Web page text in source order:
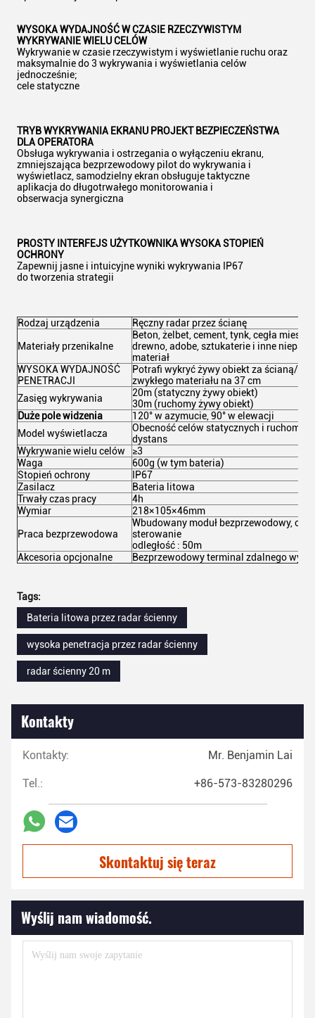
WYSOKA WYDAJNOŚĆ W CZASIE RZECZYWISTYM
WYKRYWANIE WIELU CELÓW
Wykrywanie w czasie rzeczywistym i wyświetlanie ruchu oraz
maksymalnie do 3 wykrywania i wyświetlania celów
jednocześnie;
cele statyczne
TRYB WYKRYWANIA EKRANU PROJEKT BEZPIECZEŃSTWA
DLA OPERATORA
Obsługa wykrywania i ostrzegania o wyłączeniu ekranu,
zmniejszająca bezprzewodowy pilot do wykrywania i
wyświetlacz, samodzielny ekran obsługuje taktyczne
aplikacja do długotrwałego monitorowania i
obserwacja synergiczna
PROSTY INTERFEJS UŻYTKOWNIKA WYSOKA STOPIEŃ
OCHRONY
Zapewnij jasne i intuicyjne wyniki wykrywania IP67
do tworzenia strategii
Rodzaj urządzenia Ręczny radar przez ścianę
Materiały przenikalne
Beton, żelbet, cement, tynk, cegła
drewno, adobe, sztukaterie i inne
materiał
WYSOKA WYDAJNOŚĆ
PENETRACJI
Potrafi wykryć żywy obiekt za ścianą/
zwykłego materiału na 37 cm
Zasięg wykrywania
20m (statyczny żywy obiekt)
30m (ruchomy żywy obiekt)
Duże pole widzenia
120° w azymucie, 90° w elewacji
Model wyświetlacza
Obecność celów statycznych i
dystans
Wykrywanie wielu celów
≥3
Waga
600g (w tym bateria)
Stopień ochrony
IP67
Zasilacz
Bateria litowa
Trwały czas pracy
4h
Wymiar
218×105×46mm
Praca bezprzewodowa
Wbudowany moduł bezprzewodowy,
sterowanie
odległość : 50m
Akcesoria opcjonalne
Bezprzewodowy terminal zdalnego
Tags:
Bateria litowa przez radar ścienny
wysoka penetracja przez radar ścienny
radar ścienny 20 m
Kontakty
Kontakty: Mr. Benjamin Lai
Tel.: +86-573-83280296
Skontaktuj się teraz
Wyślij nam wiadomość.